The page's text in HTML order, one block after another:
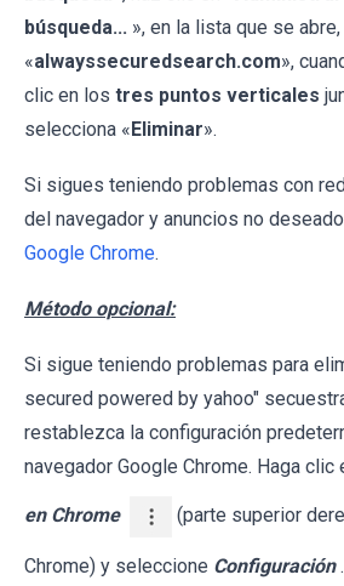
búsqueda... », en la lista que se
«alwayssecuredsearch.com»,
clic en los tres puntos verticales
selecciona «Eliminar».
Si sigues teniendo problemas con
del navegador y anuncios no
Google Chrome.
Método opcional:
Si sigue teniendo problemas para
secured powered by yahoo"
restablezca la configuración
navegador Google Chrome. Haga clic
en Chrome (parte superior
Chrome) y seleccione Configuración